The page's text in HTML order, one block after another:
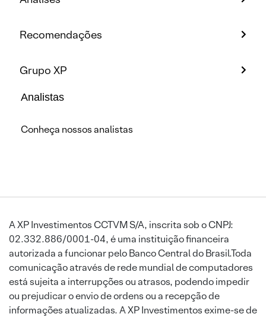
Recomendações
Grupo XP
Analistas
Conheça nossos analistas
A XP Investimentos CCTVM S/A, inscrita sob o CNPJ:
02.332.886/0001-04, é uma instituição financeira
autorizada a funcionar pelo Banco Central do Brasil.Toda
comunicação através de rede mundial de computadores
está sujeita a interrupções ou atrasos, podendo impedir
ou prejudicar o envio de ordens ou a recepção de
informações atualizadas. A XP Investimentos exime-se de